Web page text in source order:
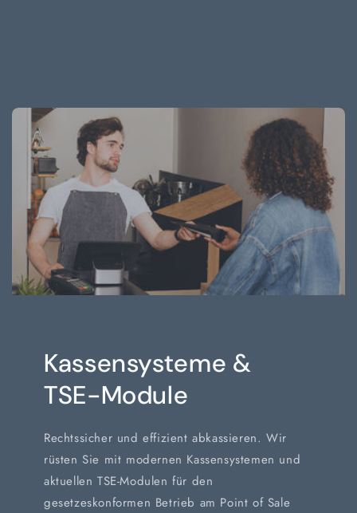
Kassensysteme &
TSE-Module
Rechtssicher und effizient abkassieren. Wir
rüsten Sie mit modernen Kassensystemen und
aktuellen TSE-Modulen für den
gesetzeskonformen Betrieb am Point of Sale